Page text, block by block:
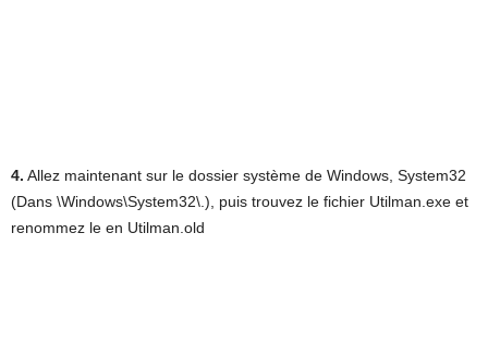
4. Allez maintenant sur le dossier système de Windows, System32
(Dans \Windows\System32\.), puis trouvez le fichier Utilman.exe et
renommez le en Utilman.old